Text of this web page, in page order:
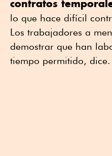
contratos
lo que hace difícil
Los trabajadores a
demostrar que han
tiempo permitido, dice.